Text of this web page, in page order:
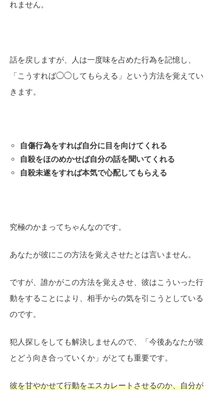
れません。
話を戻しますが、人は一度味を占めた行為を記憶し、
「こうすれば◯◯してもらえる」という方法を覚えてい
きます。
自傷行為をすれば自分に目を向けてくれる
自殺をほのめかせば自分の話を聞いてくれる
自殺未遂をすれば本気で心配してもらえる
究極のかまってちゃんなのです。
あなたが彼にこの方法を覚えさせたとは言いません。
ですが、誰かがこの方法を覚えさせ、彼はこういった行
動をすることにより、相手からの気を引こうとしている
のです。
犯人探しをしても解決しませんので、「今後あなたが彼
とどう向き合っていくか」がとても重要です。
彼を甘やかせて行動をエスカレートさせるのか、自分が